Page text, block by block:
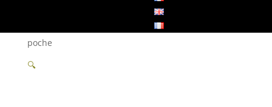
/ Panneau Solaire USB de
poche
🔍